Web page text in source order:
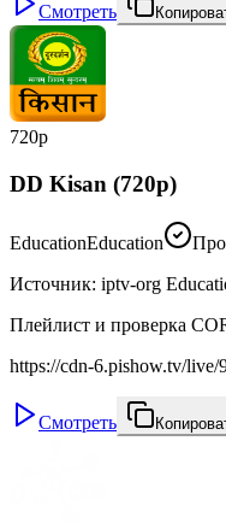
Смотреть
720p
DD Kisan (720p)
EducationEducation
Источник: iptv-org
Плейлист и проверка
https://cdn-6.pishow.tv/live/
Смотреть